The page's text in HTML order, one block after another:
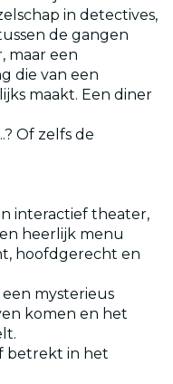
in detectives,
de gangen
maar een
die van een
maakt. Een diner
Of zelfs de
interactief theater,
heerlijk menu
hoofdgerecht en
mysterieus
komen en het
betrekt in het